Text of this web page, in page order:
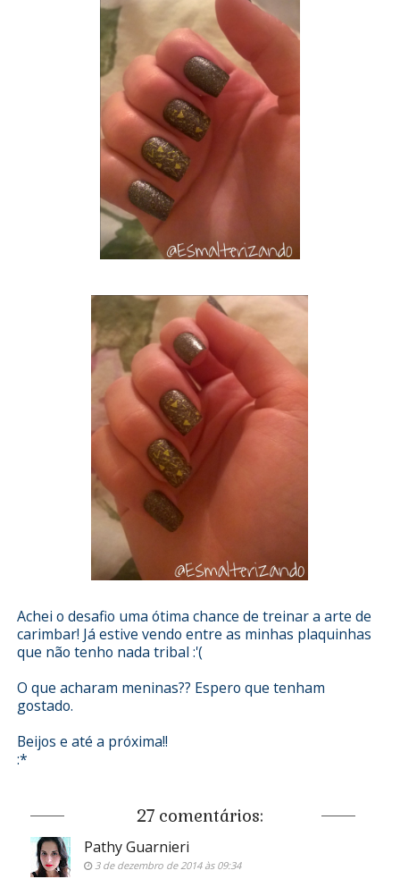
Achei o desafio uma ótima chance de treinar a arte de
carimbar! Já estive vendo entre as minhas plaquinhas
que não tenho nada tribal :'(
O que acharam meninas?? Espero que tenham
gostado.
Beijos e até a próxima!!
:*
27 comentários:
Pathy Guarnieri
3 de dezembro de 2014 às 09:34